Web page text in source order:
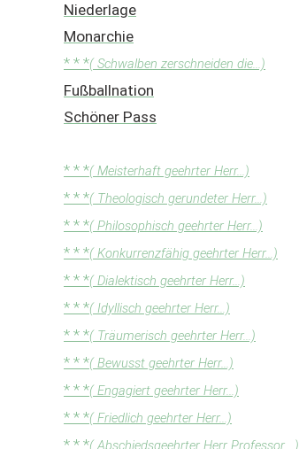
Niederlage
Monarchie
* * *( Schwalben zerschneiden die...)
Fußballnation
Schöner Pass
* * *( Meisterhaft geehrter Herr...)
* * *( Theologisch gerundeter Herr...)
* * *( Philosophisch geehrter Herr...)
* * *( Konkurrenzfähig geehrter Herr...)
* * *( Dialektisch geehrter Herr...)
* * *( Idyllisch geehrter Herr...)
* * *( Träumerisch geehrter Herr...)
* * *( Bewusst geehrter Herr...)
* * *( Engagiert geehrter Herr...)
* * *( Friedlich geehrter Herr...)
* * *( Abschiedsgeehrter Herr Professor,...)